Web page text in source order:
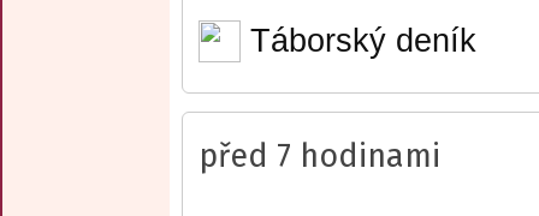
Táborský deník
před 7 hodinami